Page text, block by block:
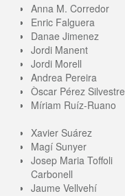
Anna M. Corredor
Enric Falguera
Danae Jimenez
Jordi Manent
Jordi Morell
Andrea Pereira
Òscar Pérez Silvestre
Míriam Ruíz-Ruano
Xavier Suárez
Magí Sunyer
Josep Maria Toffoli
Carbonell
Jaume Vellvehí